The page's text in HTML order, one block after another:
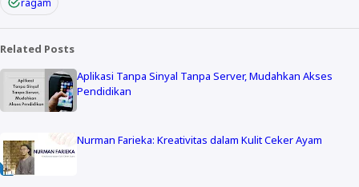
Related Posts
Aplikasi Tanpa Sinyal Tanpa Server, Mudahkan Akses
Pendidikan
Nurman Farieka: Kreativitas dalam Kulit Ceker Ayam